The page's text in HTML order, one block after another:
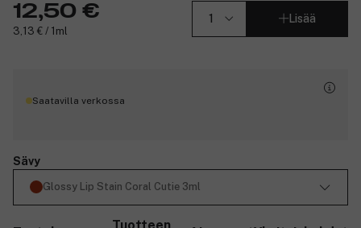
12,50 €
3,13 € / 1ml
Lisää
Saatavilla verkossa
Sävy
Glossy Lip Stain Coral Cutie 3ml
Tuotteen